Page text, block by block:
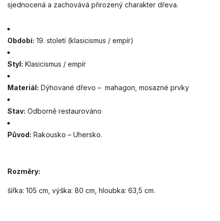
sjednocená a zachovává přirozený charakter dřeva.
Období: 19. století (klasicismus / empír)
Styl: Klasicismus / empír
Materiál: Dýhované dřevo – mahagon, mosazné prvky
Stav: Odborně restaurováno
Původ: Rakousko – Uhersko.
Rozměry:
šířka: 105 cm, výška: 80 cm, hloubka: 63,5 cm.